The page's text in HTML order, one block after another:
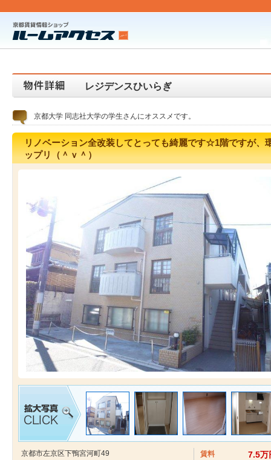
レジデンスひいらぎ
京都大学 同志社大学の学生さんにオススメです。
リノベーション全改装してとっても綺麗です☆1階ですが
ップリ（＾ｖ＾）
京都市左京区下鴨宮河町49
賃料 7.5万